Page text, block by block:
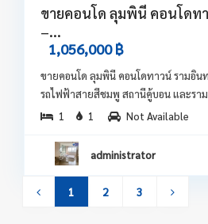
ขายคอนโด ลุมพินี คอนโดท
–...
1,056,000 ฿
ขายคอนโด ลุมพินี คอนโดทาวน์ รามอิน
รถไฟฟ้าสายสีชมพู สถานีคู้บอน และรา
1
1 Not Available
administrator
1 2 3